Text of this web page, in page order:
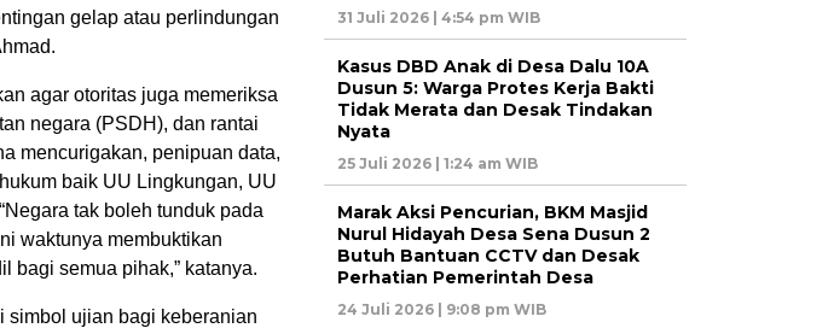
gelap atau perlindungan
agar otoritas juga memeriksa
negara (PSDH), dan rantai
mencurigakan, penipuan data,
baik UU Lingkungan, UU
tak boleh tunduk pada
waktunya membuktikan
bagi semua pihak,” katanya.
simbol ujian bagi keberanian
31 Juli 2026 | 4:54 pm WIB
Kasus DBD Anak di Desa Dalu 10A
Dusun 5: Warga Protes Kerja Bakti
Tidak Merata dan Desak Tindakan
Nyata
25 Juli 2026 | 1:24 am WIB
Marak Aksi Pencurian, BKM Masjid
Nurul Hidayah Desa Sena Dusun 2
Butuh Bantuan CCTV dan Desak
Perhatian Pemerintah Desa
24 Juli 2026 | 9:08 pm WIB